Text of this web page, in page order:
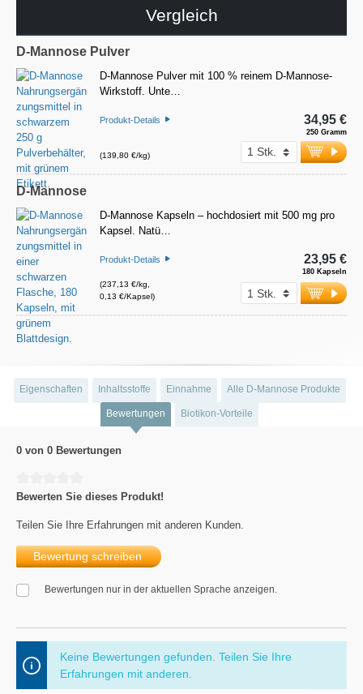
Vergleich
D-Mannose Pulver
D-Mannose Pulver mit 100 % reinem D-Mannose-
Wirkstoff. Unte…
Produkt-Details
(139,80 €/kg)
250 Gramm
34,95 €
D-Mannose
D-Mannose Kapseln – hochdosiert mit 500 mg pro
Kapsel. Natü…
Produkt-Details
(237,13 €/kg,
0,13 €/Kapsel)
180 Kapseln
23,95 €
Eigenschaften Inhaltsstoffe Einnahme Alle D-Mannose Produkte
Bewertungen Biotikon-Vorteile
0 von 0 Bewertungen
Bewerten Sie dieses Produkt!
Teilen Sie Ihre Erfahrungen mit anderen Kunden.
Bewertung schreiben
Bewertungen nur in der aktuellen Sprache anzeigen.
Keine Bewertungen gefunden. Teilen Sie Ihre
Erfahrungen mit anderen.